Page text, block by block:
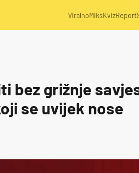
ViralnoMiksKvizReport
bez grižnje
se uvijek nose